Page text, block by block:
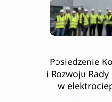
Posiedzenie
i Rozwoju
w